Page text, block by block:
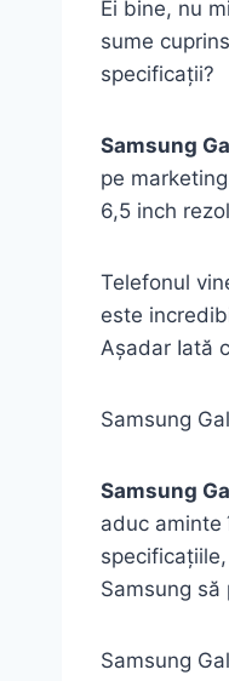
Ei bine, nu
sume
specificații?
Samsung
pe
6,5 inch
Telefonul
este
Așadar Iată
Samsung
Samsung
aduc aminte
Samsung
Samsung